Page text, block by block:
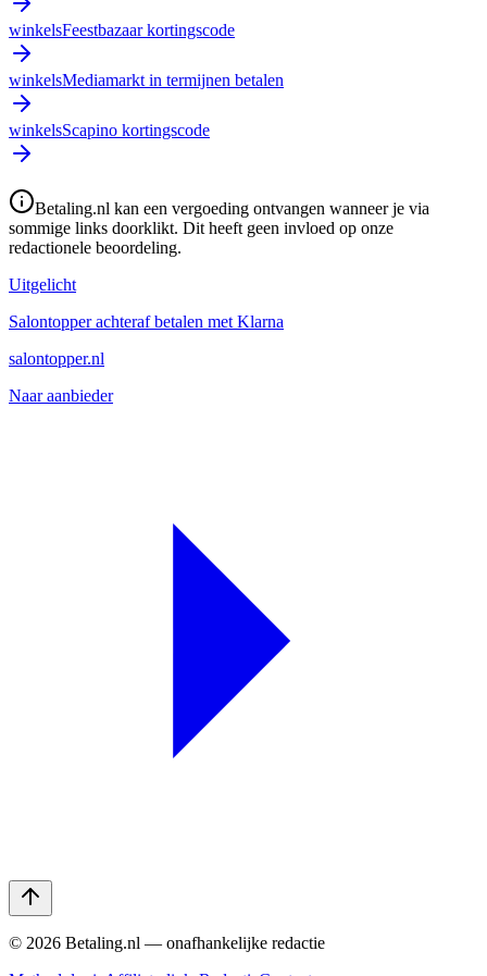
winkelsFeestbazaar kortingscode
winkelsMediamarkt in termijnen betalen
winkelsScapino kortingscode
Betaling.nl kan een vergoeding ontvangen wanneer je via
sommige links doorklikt. Dit heeft geen invloed op onze
redactionele beoordeling.
Uitgelicht
Salontopper achteraf betalen met Klarna
salontopper.nl
Naar aanbieder
© 2026 Betaling.nl — onafhankelijke redactie